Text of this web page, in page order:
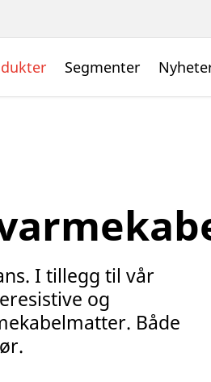
Segmenter
I tillegg til vår
og
Både